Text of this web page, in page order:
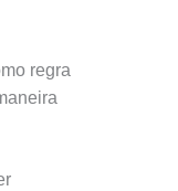
regra